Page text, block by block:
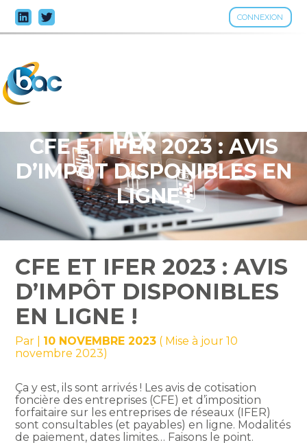
CONNEXION
Aller
au
CFE ET IFER 2023 : AVIS
D’IMPÔT DISPONIBLES EN
LIGNE !
CFE ET IFER 2023 : AVIS
D’IMPÔT DISPONIBLES
EN LIGNE !
Par 10 NOVEMBRE 2023 ( Mise à jour 10
novembre 2023)
Ça y est, ils sont arrivés ! Les avis de cotisation
foncière des entreprises (CFE) et d’imposition
forfaitaire sur les entreprises de réseaux (IFER)
sont consultables (et payables) en ligne. Modalités
de paiement, dates limites… Faisons le point.